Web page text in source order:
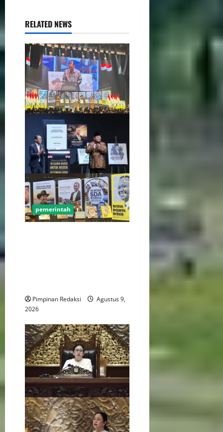
RELATED NEWS
pemerintah
Pimpinan Redaksi
Agustus 9,
2026